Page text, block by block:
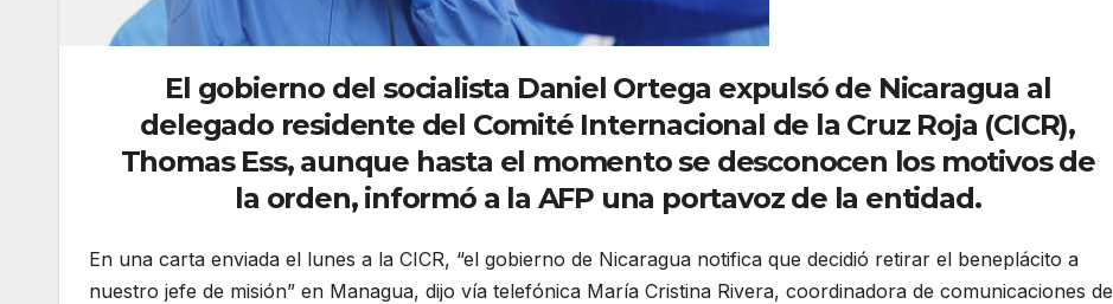
El gobierno del socialista Daniel Ortega expulsó de Nicaragua al
delegado residente del Comité Internacional de la Cruz Roja (CICR),
Thomas Ess, aunque hasta el momento se desconocen los motivos de
la orden, informó a la AFP una portavoz de la entidad.
En una carta enviada el lunes a la CICR, “el gobierno de Nicaragua notifica que decidió retirar el beneplácito a
nuestro jefe de misión” en Managua, dijo vía telefónica María Cristina Rivera, coordinadora de comunicaciones de